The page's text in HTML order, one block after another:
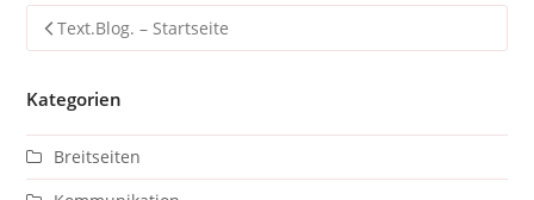
Text.Blog. – Startseite
Kategorien
Breitseiten